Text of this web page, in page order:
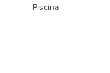
Piscina